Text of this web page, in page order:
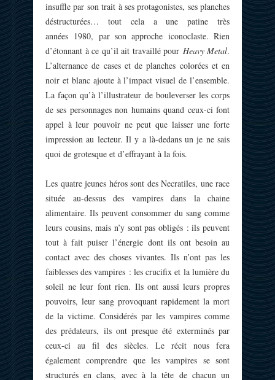
insuffle par son trait à ses protagonistes, ses planches
déstructurées… tout cela a une patine très
années 1980, par son approche iconoclaste. Rien
d’étonnant à ce qu’il ait travaillé pour Heavy Metal.
L’alternance de cases et de planches colorées et en
noir et blanc ajoute à l’impact visuel de l’ensemble.
La façon qu’à l’illustrateur de bouleverser les corps
de ses personnages non humains quand ceux-ci font
appel à leur pouvoir ne peut que laisser une forte
impression au lecteur. Il y a là-dedans un je ne sais
quoi de grotesque et d’effrayant à la fois.
Les quatre jeunes héros sont des Necratiles, une race
située au-dessus des vampires dans la chaine
alimentaire. Ils peuvent consommer du sang comme
leurs cousins, mais n’y sont pas obligés : ils peuvent
tout à fait puiser l’énergie dont ils ont besoin au
contact avec des choses vivantes. Ils n’ont pas les
faiblesses des vampires : les crucifix et la lumière du
soleil ne leur font rien. Ils ont aussi leurs propres
pouvoirs, leur sang provoquant rapidement la mort
de la victime. Considérés par les vampires comme
des prédateurs, ils ont presque été exterminés par
ceux-ci au fil des siècles. Le récit nous fera
également comprendre que les vampires se sont
structurés en clans, avec à la tête de chacun un